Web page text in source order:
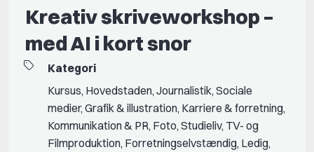
Kreativ skriveworkshop –
med AI i kort snor
Kategori
Kursus, Hovedstaden, Journalistik, Sociale
medier, Grafik & illustration, Karriere & forretning,
Kommunikation & PR, Foto, Studieliv, TV- og
Filmproduktion, Forretningselvstændig, Ledig,